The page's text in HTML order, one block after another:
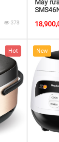
378
Máy
Hot New